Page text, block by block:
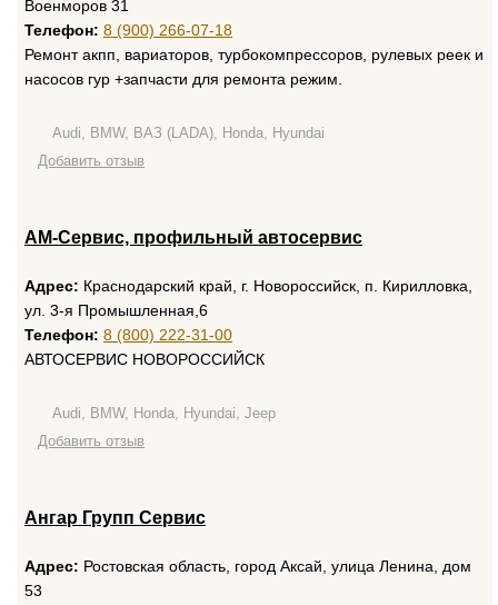
Военморов 31
Телефон: 8 (900) 266-07-18
Ремонт акпп, вариаторов, турбокомпрессоров, рулевых реек и
насосов гур +запчасти для ремонта режим.
Audi, BMW, ВАЗ (LADA), Honda, Hyundai
Добавить отзыв
АМ-Сервис, профильный автосервис
Адрес: Краснодарский край, г. Новороссийск, п. Кирилловка,
ул. 3-я Промышленная,6
Телефон: 8 (800) 222-31-00
АВТОСЕРВИС НОВОРОССИЙСК
Audi, BMW, Honda, Hyundai, Jeep
Добавить отзыв
Ангар Групп Сервис
Адрес: Ростовская область, город Аксай, улица Ленина, дом
53